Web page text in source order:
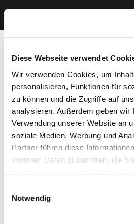
Diese Webseite verwendet
Wir verwenden Cookies, um
personalisieren, Funktionen für
zu können und die Zugriffe auf
analysieren. Außerdem geben wir
Verwendung unserer Website an
soziale Medien, Werbung und
Partner führen diese
weiteren Daten zusammen, die
Cookies, wenn Sie unsere
Notwendig